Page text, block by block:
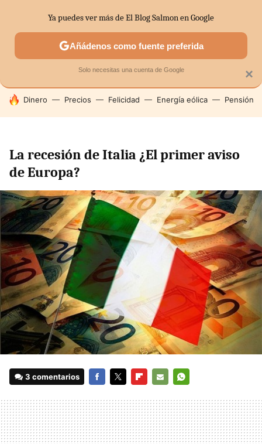
SECTORES ECONOMÍA DOMÉSTICA MERCADOS
HOY SE HABLA DE
Dinero Precios Felicidad Energía eólica Pensión
La recesión de Italia ¿El primer aviso
de Europa?
3 comentarios
MAIL
×
Ya puedes ver más de El Blog Salmon en Google
Añádenos como fuente preferida
Solo necesitas una cuenta de Google